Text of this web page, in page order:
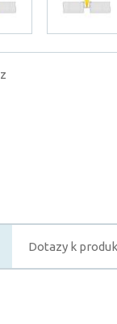
Dotazy k